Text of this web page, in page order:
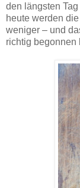
den längsten
heute werden
weniger – und
richtig begonnen